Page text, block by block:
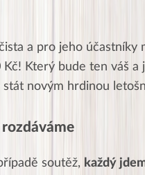
a pro jeho účastníky
Který bude ten váš a
novým hrdinou
soutěž, každý
J
Moc